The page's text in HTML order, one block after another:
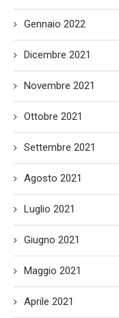
Gennaio 2022
Dicembre 2021
Novembre 2021
Ottobre 2021
Settembre 2021
Agosto 2021
Luglio 2021
Giugno 2021
Maggio 2021
Aprile 2021